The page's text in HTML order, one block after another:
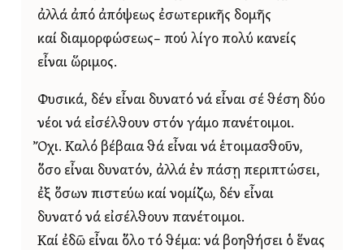
ἀλλά ἀπό ἀπόψεως ἐσωτερικῆς δομῆς
καί διαμορφώσεως– πού λίγο πολύ κανείς
εἶναι ὥριμος.
Φυσικά, δέν εἶναι δυνατό νά εἶναι σέ θέση δύο
νέοι νά εἰσέλθουν στόν γάμο πανέτοιμοι.
Ὄχι. Καλό βέβαια θά εἶναι νά ἑτοιμασθοῦν,
ὅσο εἶναι δυνατόν, ἀλλά ἐν πάσῃ περιπτώσει,
ἐξ ὅσων πιστεύω καί νομίζω, δέν εἶναι
δυνατό νά εἰσέλθουν πανέτοιμοι.
Καί ἐδῶ εἶναι ὅλο τό θέμα: νά βοηθήσει ὁ ἕνας